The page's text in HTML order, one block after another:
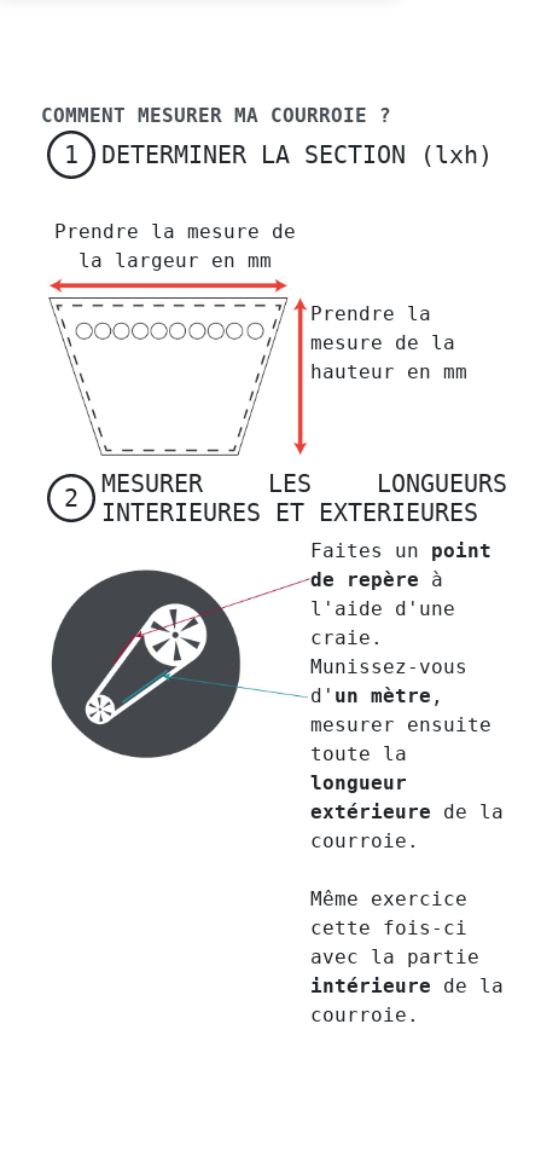
COMMENT MESURER MA COURROIE ?
1 DETERMINER LA SECTION (lxh)
Prendre la mesure de
la largeur en mm
Prendre la
mesure de la
hauteur en mm
2
MESURER LES LONGUEURS
INTERIEURES ET EXTERIEURES
Faites un point
de repère à
l'aide d'une
craie.
Munissez-vous
d' un mètre ,
mesurer ensuite
toute la
longueur
extérieure de la
courroie.
Même exercice
cette fois-ci
avec la partie
intérieure de la
courroie.